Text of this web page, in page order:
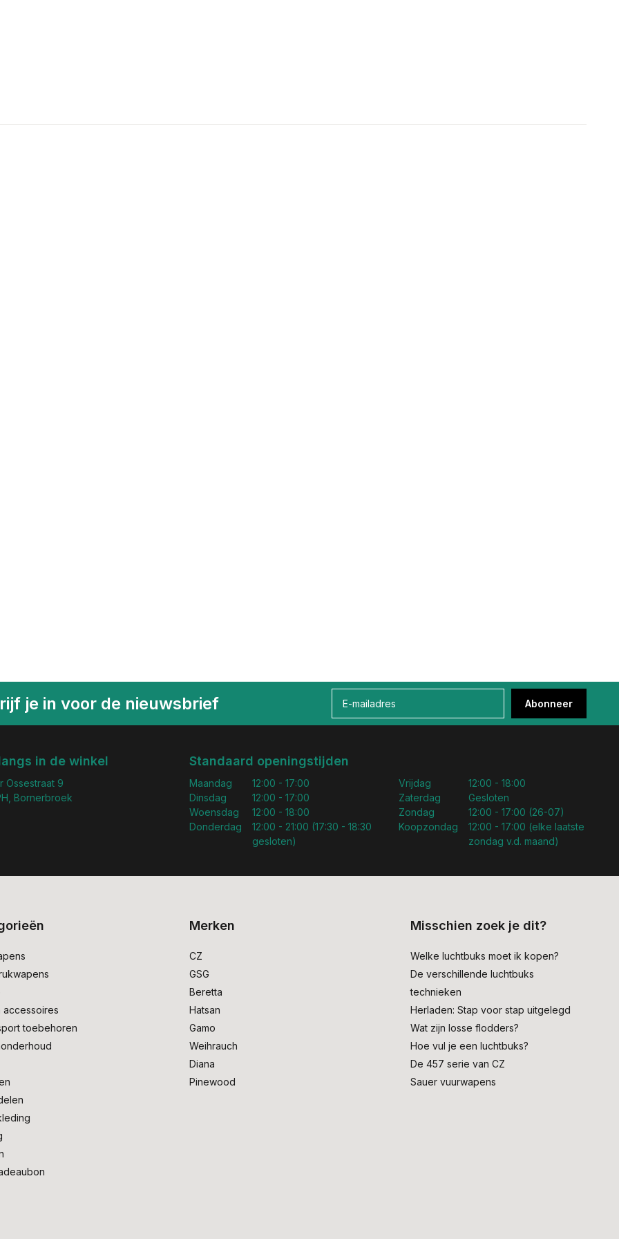
je in voor de nieuwsbrief Abonneer
in de winkel
Ossestraat 9
Bornerbroek
Standaard openingstijden
Maandag
Dinsdag
Woensdag
Donderdag
12:00 - 17:00
12:00 - 17:00
12:00 - 18:00
12:00 - 21:00 (17:30 - 18:30
gesloten)
Vrijdag
Zaterdag
Zondag
Koopzondag
12:00 - 18:00
Gesloten
12:00 - 17:00 (26-07)
12:00 - 17:00 (elke laatste
zondag v.d. maand)
accessoires
toebehoren
Merken
CZ
GSG
Beretta
Hatsan
Gamo
Weihrauch
Diana
Pinewood
Misschien zoek je dit?
Welke luchtbuks moet ik kopen?
De verschillende luchtbuks
technieken
Herladen: Stap voor stap uitgelegd
Wat zijn losse flodders?
Hoe vul je een luchtbuks?
De 457 serie van CZ
Sauer vuurwapens